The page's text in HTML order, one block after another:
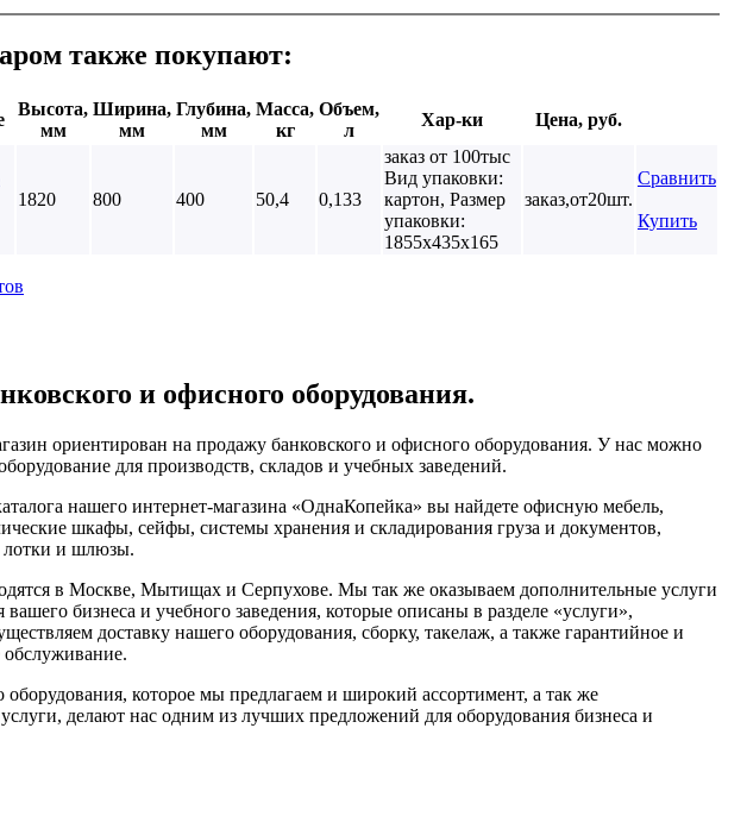
также покупают:
Высота,
мм
Ширина,
мм
Глубина,
мм
Масса,
кг
Объем,
л
Хар-ки Цена, руб.
1820 800 400 50,4 0,133
заказ от 100тыс
Вид упаковки:
картон, Размер
упаковки:
1855х435х165
заказ,от20шт.
Сравнить
Купить
и офисного оборудования.
ориентирован на продажу банковского и офисного оборудования. У нас можно
для производств, складов и учебных заведений.
нашего интернет-магазина «ОднаКопейка» вы найдете офисную мебель,
шкафы, сейфы, системы хранения и складирования груза и документов,
лотки и шлюзы.
в Москве, Мытищах и Серпухове. Мы так же оказываем дополнительные услуги
вашего бизнеса и учебного заведения, которые описаны в разделе «услуги»,
доставку нашего оборудования, сборку, такелаж, а также гарантийное и
обслуживание.
оборудования, которое мы предлагаем и широкий ассортимент, а так же
делают нас одним из лучших предложений для оборудования бизнеса и